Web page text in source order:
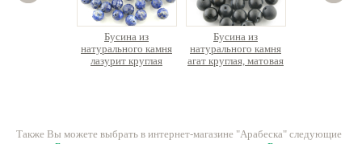
Бусина из
натурального камня
лазурит круглая
Бусина из
натурального камня
агат круглая, матовая
Также Вы можете выбрать в интернет-магазине "Арабеска" следующие